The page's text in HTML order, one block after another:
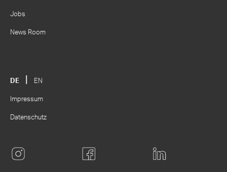
Jobs
News Room
DE EN
Impressum
Datenschutz